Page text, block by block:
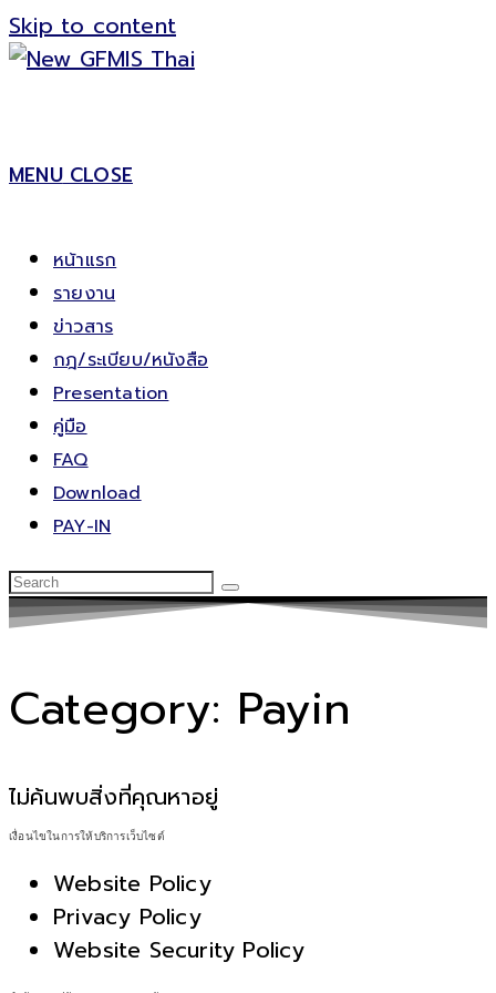
Skip to content
MENU CLOSE
หน้าแรก
รายงาน
ข่าวสาร
กฎ/ระเบียบ/หนังสือ
Presentation
คู่มือ
FAQ
Download
PAY-IN
Category: Payin
ไม่ค้นพบสิ่งที่คุณหาอยู่
เงื่อนไขในการให้บริการเว็บไซต์
Website Policy
Privacy Policy
Website Security Policy